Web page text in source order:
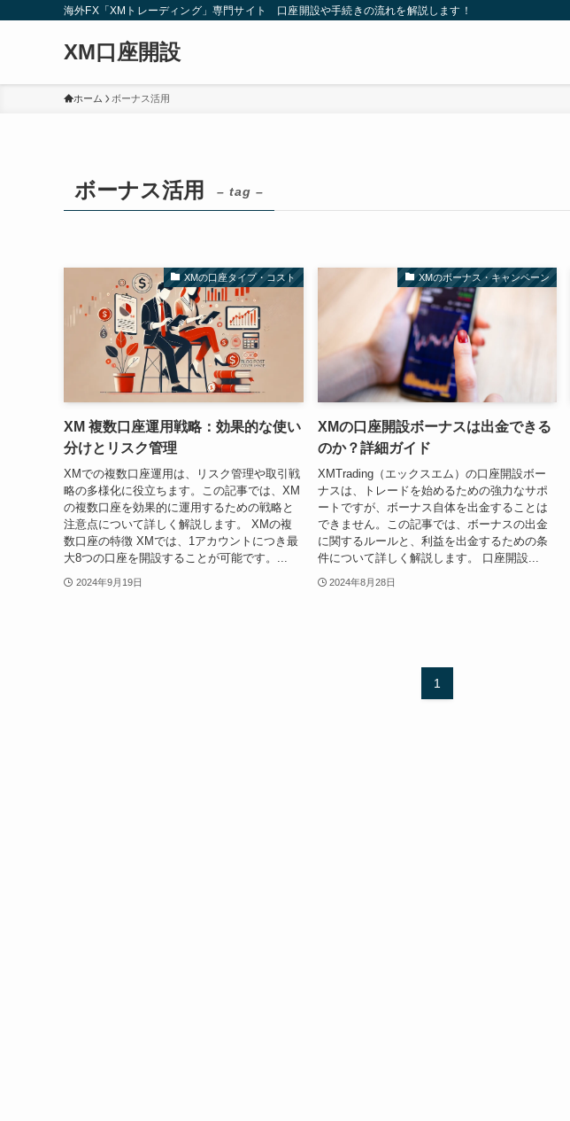
海外FX「XMトレーディング」専門サイト 口座開設や手続きの流れを解説します！
XM口座開設
ホーム ボーナス活用
ボーナス活用 – tag –
XMの口座タイプ・コスト
XM 複数口座運用戦略：効果的な使い
分けとリスク管理
XMでの複数口座運用は、リスク管理や取引戦
略の多様化に役立ちます。この記事では、XM
の複数口座を効果的に運用するための戦略と
注意点について詳しく解説します。 XMの複
数口座の特徴 XMでは、1アカウントにつき最
大8つの口座を開設することが可能です。...
2024年9月19日
XMのボーナス・キャンペーン
XMの口座開設ボーナスは出金できる
のか？詳細ガイド
XMTrading（エックスエム）の口座開設ボー
ナスは、トレードを始めるための強力なサポ
ートですが、ボーナス自体を出金することは
できません。この記事では、ボーナスの出金
に関するルールと、利益を出金するための条
件について詳しく解説します。 口座開設...
2024年8月28日
1